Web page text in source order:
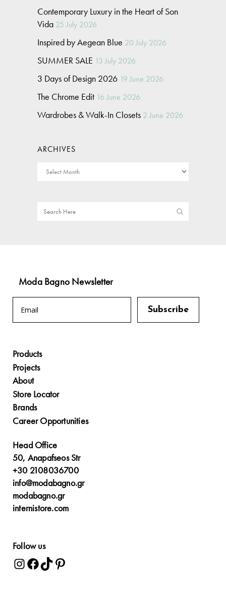
Contemporary Luxury in the Heart of Son
Vida 25 July 2026
Inspired by Aegean Blue 20 July 2026
SUMMER SALE 13 July 2026
3 Days of Design 2026 19 June 2026
The Chrome Edit 16 June 2026
Wardrobes & Walk-In Closets 2 June 2026
ARCHIVES
Moda Bagno Newsletter
Products
Projects
About
Store Locator
Brands
Career Opportunities
Head Office
50, Anapafseos Str
+30 2108036700
info@modabagno.gr
modabagno.gr
internistore.com
Follow us